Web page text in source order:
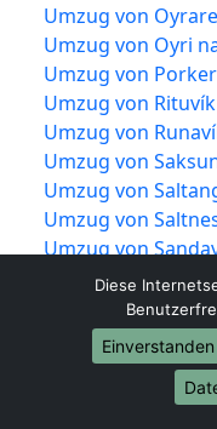
Umzug von
Umzug von Oyri
Umzug von
Umzug von
Umzug von
Umzug von
Umzug von
Umzug von
Umzug von
Umzug von
Umzug von
Umzug von
Umzug von
Umzug von
Diese
Einverstanden